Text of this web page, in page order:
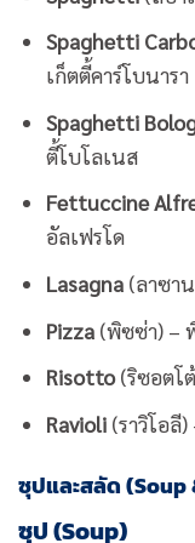
Spaghetti
เก็ตตี้คาร์โบนารา
Spaghetti
ตี้โบโลเนส
Fettuccine
อัลเฟรโด
Lasagna(ลาซา
Pizza(พิซซ่า) –
Risotto(ริซอตโ
Ravioli(ราวิโอลี)
ซุปและสลัด (Soup
ซุป (Soup)